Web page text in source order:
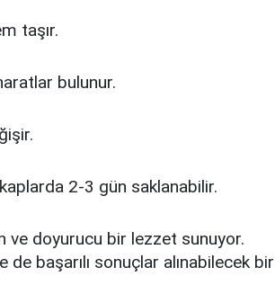
taşır.
bulunur.
2-3 gün saklanabilir.
ve doyurucu bir lezzet sunuyor.
başarılı sonuçlar alınabilecek bir